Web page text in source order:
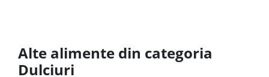
Alte alimente din categoria
Dulciuri